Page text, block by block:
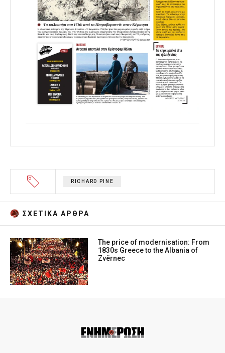
RICHARD PINE
ΣΧΕΤΙΚA AΡΘΡΑ
The price of modernisation: From
1830s Greece to the Albania of
Zvërnec